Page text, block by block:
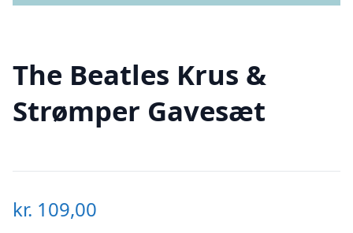
The Beatles Krus &
Strømper Gavesæt
kr. 109,00